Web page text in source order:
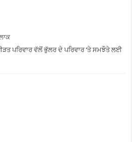
ਪਰਿਵਾਰ ਵੱਲੋਂ ਭੁੱਲਰ ਦੇ ਪਰਿਵਾਰ ‘ਤੇ ਸਮਝੌਤੇ ਲਈ